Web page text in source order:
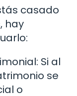
casado
hay
Si al
se
o